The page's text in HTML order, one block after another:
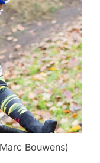
Bouwens)